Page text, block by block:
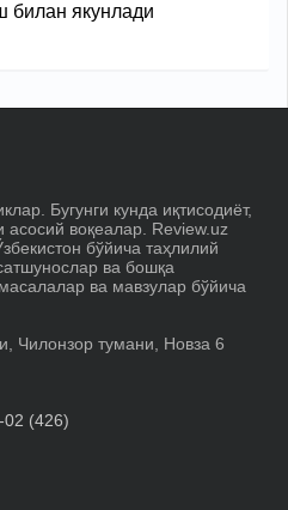
билан якунлади
Бугунги кунда иқтисодиёт,
асосий воқеалар. Review.uz
бўйича таҳлилий
ва бошқа
ва мавзулар бўйича
Чилонзор тумани, Новза 6
02 (426)